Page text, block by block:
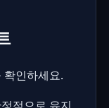
확인하세요.